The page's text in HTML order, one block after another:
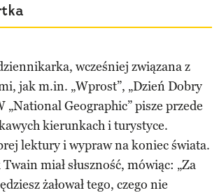
wcześniej związana z
jak m.in. „Wprost”, „Dzień Dobry
„National Geographic” pisze przede
kierunkach i turystyce.
lektury i wypraw na koniec świata.
miał słuszność, mówiąc: „Za
żałował tego, czego nie